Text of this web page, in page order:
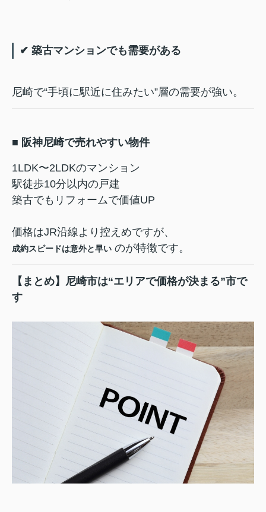
✔ 築古マンションでも需要がある
尼崎で“手頃に駅近に住みたい”層の需要が強い。
■ 阪神尼崎で売れやすい物件
1LDK〜2LDKのマンション
駅徒歩10分以内の戸建
築古でもリフォームで価値UP
価格はJR沿線より控えめですが、
成約スピードは意外と早い のが特徴です。
【まとめ】尼崎市は“エリアで価格が決まる”市で
す